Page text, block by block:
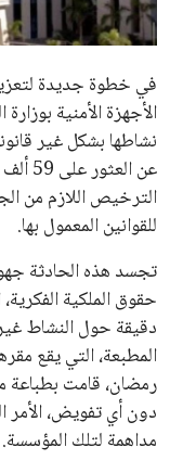
المرأة والجمال
حوادث
محافظات
في خطوة جديدة
الأجهزة الأمنية
نشاطها بشكل غير
عن
الترخيص اللازم من
للقوانين المعمول بها.
تجسد هذه الحادثة
حقوق الملكية
دقيقة حول النشاط
المطبعة، التي يقع
رمضان، قامت بطباعة
دون أي تفويض، الأمر
مداهمة لتلك المؤسسة.